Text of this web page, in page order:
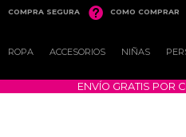
COMPRA SEGURA  COMO COMPRAR
ROPA ACCESORIOS NIÑAS
ENVÍO GRATIS POR